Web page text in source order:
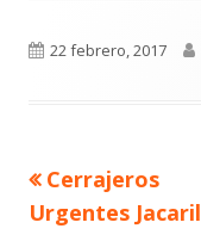
Publicado
22 febrero, 2017
Navegación
de
entradas
Artículo
anterior
Cerrajeros
Urgentes